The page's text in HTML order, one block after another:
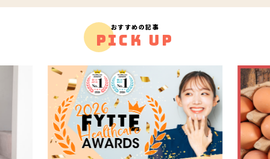
おすすめの記事
PICK UP